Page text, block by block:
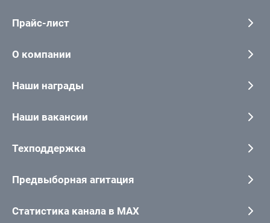
Прайс-лист
О компании
Наши награды
Наши вакансии
Техподдержка
Предвыборная агитация
Статистика канала в MAX